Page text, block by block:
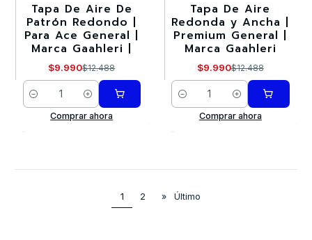
-20%
Tapa De Aire De
Patrón Redondo |
Para Ace General |
Marca Gaahleri |
$9.990$12.488
Cantidad
Comprar ahora
-20%
Tapa De Aire
Redonda y Ancha |
Premium General |
Marca Gaahleri
$9.990$12.488
Cantidad
Comprar ahora
1 2 » Último